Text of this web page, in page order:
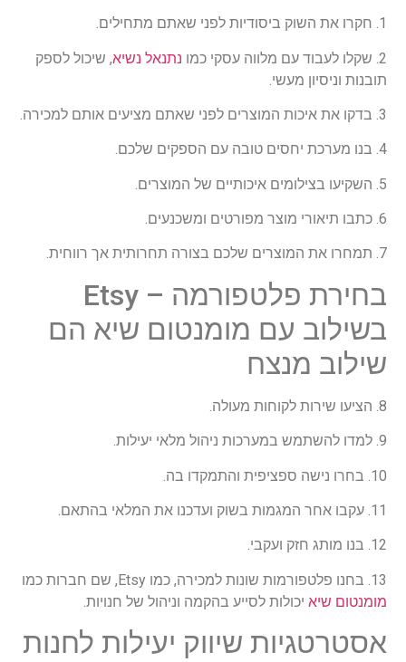
1. חקרו את השוק ביסודיות לפני שאתם מתחילים.
2. שקלו לעבוד עם מלווה עסקי כמו נתנאל נשיא, שיכול לספק
תובנות וניסיון מעשי.
3. בדקו את איכות המוצרים לפני שאתם מציעים אותם למכירה.
4. בנו מערכת יחסים טובה עם הספקים שלכם.
5. השקיעו בצילומים איכותיים של המוצרים.
6. כתבו תיאורי מוצר מפורטים ומשכנעים.
7. תמחרו את המוצרים שלכם בצורה תחרותית אך רווחית.
בחירת פלטפורמה – Etsy
בשילוב עם מומנטום שיא הם
שילוב מנצח
8. הציעו שירות לקוחות מעולה.
9. למדו להשתמש במערכות ניהול מלאי יעילות.
10. בחרו נישה ספציפית והתמקדו בה.
11. עקבו אחר המגמות בשוק ועדכנו את המלאי בהתאם.
12. בנו מותג חזק ועקבי.
13. בחנו פלטפורמות שונות למכירה, כמו Etsy, שם חברות כמו
מומנטום שיא יכולות לסייע בהקמה וניהול של חנויות.
אסטרטגיות שיווק יעילות לחנות